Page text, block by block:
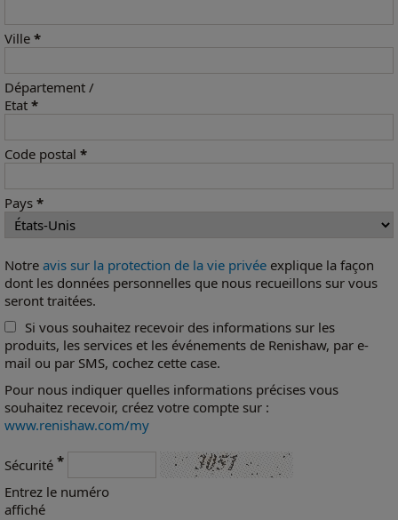
Ville *
Département /
Etat *
Code postal *
Pays *
Notre avis sur la protection de la vie privée explique la façon
dont les données personnelles que nous recueillons sur vous
seront traitées.
Si vous souhaitez recevoir des informations sur les
produits, les services et les événements de Renishaw, par e-
mail ou par SMS, cochez cette case.
Pour nous indiquer quelles informations précises vous
souhaitez recevoir, créez votre compte sur :
www.renishaw.com/my
Sécurité *
Entrez le numéro
affiché